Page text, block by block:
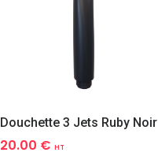
Douchette 3 Jets Ruby Noir
20.00 € HT